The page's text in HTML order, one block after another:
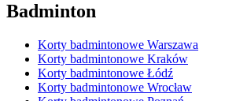
Badminton
Korty badmintonowe Warszawa
Korty badmintonowe Kraków
Korty badmintonowe Łódź
Korty badmintonowe Wrocław